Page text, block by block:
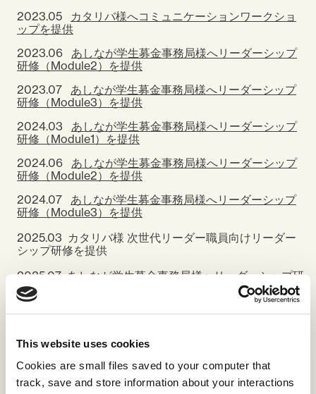
This website uses cookies
Cookies are small files saved to your computer that
track, save and store information about your interactions
2023.05 カタリバ様へコミュニケーションワークショ
ップを提供
2023.06 あしなが学生募金事務局様へリーダーシップ
研修（Module2）を提供
2023.07 あしなが学生募金事務局様へリーダーシップ
研修（Module3）を提供
2024.03 あしなが学生募金事務局様へリーダーシップ
研修（Module1）を提供
2024.06 あしなが学生募金事務局様へリーダーシップ
研修（Module2）を提供
2024.07 あしなが学生募金事務局様へリーダーシップ
研修（Module3）を提供
2025.03 カタリバ様 次世代リーダー職員向けリーダー
シップ研修を提供
2025.07あしなが学生募金事務局様へリーダーシップ研
修（Module1）を提供
2025.09 あしなが学生募金事務局様へリーダーシップ研
2025.11 あしなが学生募金事務局様へリーダーシップ研
修（Module3）を提供